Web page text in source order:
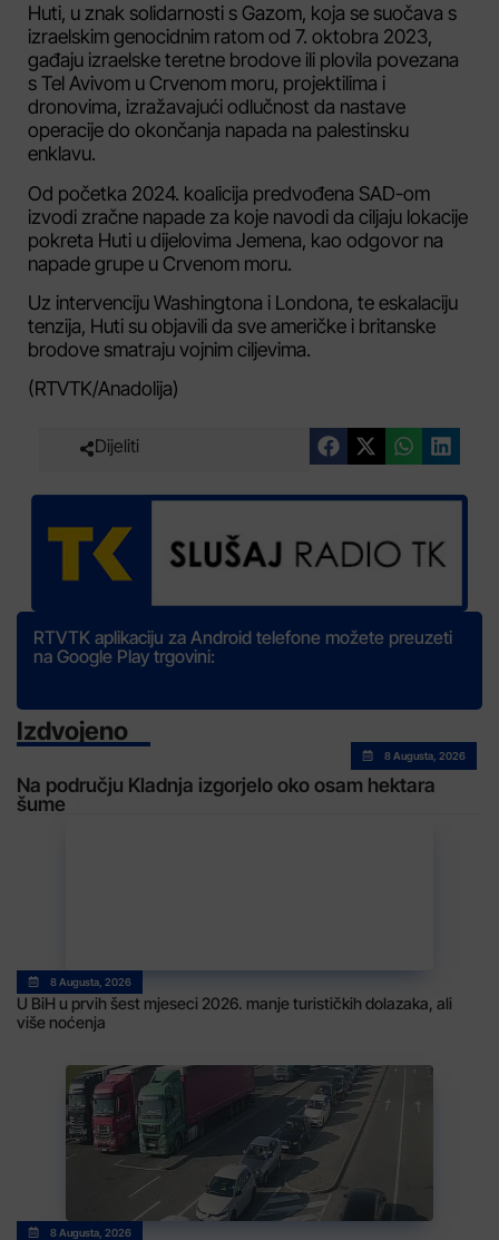
Huti, u znak solidarnosti s Gazom, koja se suočava s
izraelskim genocidnim ratom od 7. oktobra 2023,
gađaju izraelske teretne brodove ili plovila povezana
s Tel Avivom u Crvenom moru, projektilima i
dronovima, izražavajući odlučnost da nastave
operacije do okončanja napada na palestinsku
enklavu.
Od početka 2024. koalicija predvođena SAD-om
izvodi zračne napade za koje navodi da ciljaju lokacije
pokreta Huti u dijelovima Jemena, kao odgovor na
napade grupe u Crvenom moru.
Uz intervenciju Washingtona i Londona, te eskalaciju
tenzija, Huti su objavili da sve američke i britanske
brodove smatraju vojnim ciljevima.
(RTVTK/Anadolija)
Dijeliti
RTVTK aplikaciju za Android telefone možete preuzeti
na Google Play trgovini:
Izdvojeno
8 Augusta, 2026
Na području Kladnja izgorjelo oko osam hektara
šume
8 Augusta, 2026
U BiH u prvih šest mjeseci 2026. manje turističkih dolazaka, ali
više noćenja
8 Augusta, 2026